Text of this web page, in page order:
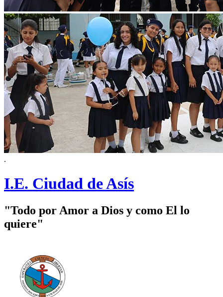
.
I.E. Ciudad de Asís
"Todo por Amor a Dios y como El lo
quiere"